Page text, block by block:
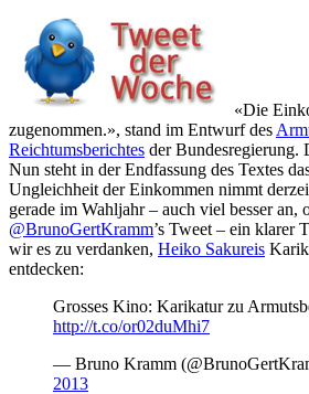
«Die
zugenommen.», stand im Entwurf des
Reichtumsberichtes der Bundesregierung.
Nun steht in der Endfassung des Textes
Ungleichheit der Einkommen nimmt
gerade im Wahljahr – auch viel besser an,
@BrunoGertKramm’s Tweet – ein klarer
wir es zu verdanken, Heiko Sakureis
entdecken:
Grosses Kino: Karikatur zu
http://t.co/or02duMhi7
— Bruno Kramm
2013